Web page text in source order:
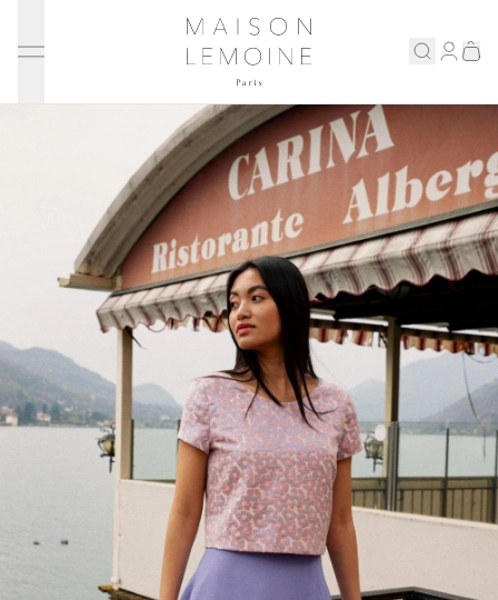
Notre maison
Prenons rendez-vous
ENGLISH
Maison Lemoine